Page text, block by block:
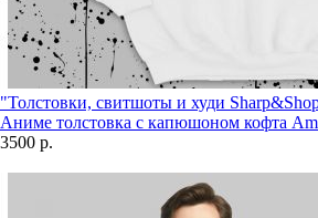
"Толстовки, свитшоты и худи
Аниме толстовка с капюшоном кофта
3500 р.